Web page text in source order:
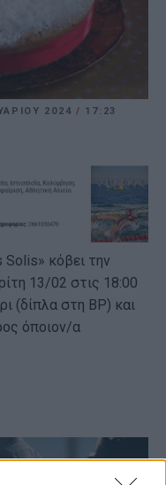
2024 / 17:23
κόβει την
13/02 στις 18:00
(δίπλα στη BP) και
όποιον/α